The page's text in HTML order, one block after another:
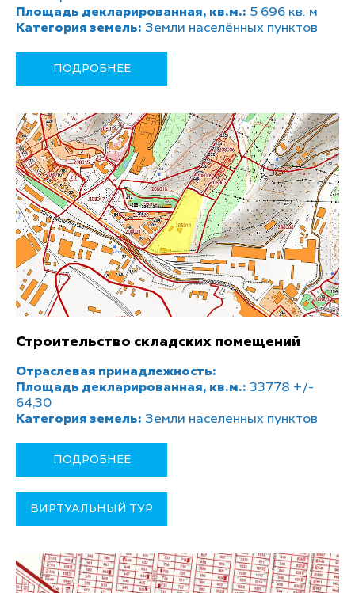
Площадь декларированная, кв.м.: 5 696 кв. м
Категория земель: Земли населённых пунктов
ПОДРОБНЕЕ
Строительство складских помещений
Отраслевая принадлежность:
Площадь декларированная, кв.м.: 33778 +/-
64,30
Категория земель: Земли населенных пунктов
ПОДРОБНЕЕ
ВИРТУАЛЬНЫЙ ТУР